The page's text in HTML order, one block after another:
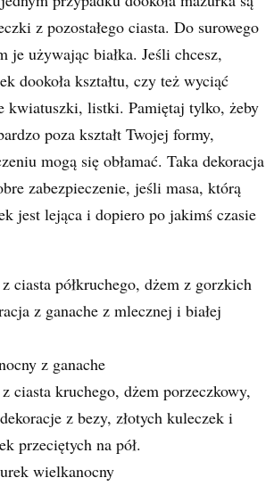
z pozostałego ciasta. Do surowego
je używając białka. Jeśli chcesz,
dookoła kształtu, czy też wyciąć
kwiatuszki, listki. Pamiętaj tylko, żeby
poza kształt Twojej formy,
mogą się obłamać. Taka dekoracja
zabezpieczenie, jeśli masa, którą
jest lejąca i dopiero po jakimś czasie
ciasta półkruchego, dżem z gorzkich
z ganache z mlecznej i białej
ciasta kruchego, dżem porzeczkowy,
z bezy, złotych kuleczek i
przeciętych na pół.